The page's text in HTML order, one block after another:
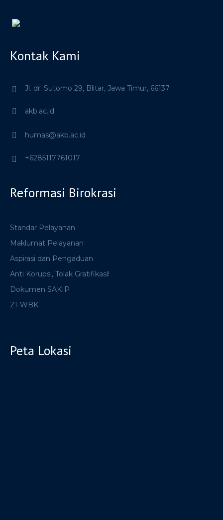
Kontak Kami
Jl. dr. Sutomo 29, Blitar,Jawa Timur, 66137
akb.ac.id
humas@akb.ac.id
+6285117761017
Reformasi Birokrasi
Standar Pelayanan
Maklumat Pelayanan
Aspirasi dan Pengaduan
Anti Korupsi, Tolak Gratifikasi!
Dokumen SAKIP
ZI-WBK
Peta Lokasi